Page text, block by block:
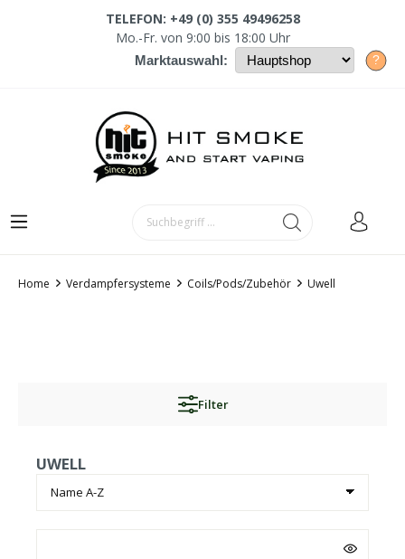
TELEFON: +49 (0) 355 49496258
Mo.-Fr. von 9:00 bis 18:00 Uhr
Marktauswahl: ?
Home Verdampfersysteme Coils/Pods/Zubehör Uwell
Filter
UWELL